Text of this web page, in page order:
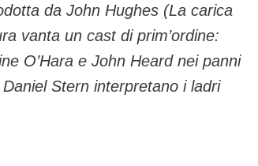
da John Hughes (La carica
vanta un cast di prim’ordine:
O’Hara e John Heard nei panni
Stern interpretano i ladri